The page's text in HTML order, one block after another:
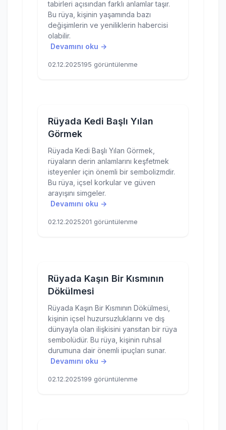
tabirleri açısından farklı anlamlar taşır.
Bu rüya, kişinin yaşamında bazı
değişimlerin ve yeniliklerin habercisi
olabilir.
Devamını oku →
02.12.2025195 görüntülenme
Rüyada Kedi Başlı Yılan
Görmek
Rüyada Kedi Başlı Yılan Görmek,
rüyaların derin anlamlarını keşfetmek
isteyenler için önemli bir sembolizmdir.
Bu rüya, içsel korkular ve güven
arayışını simgeler.
Devamını oku →
02.12.2025201 görüntülenme
Rüyada Kaşın Bir Kısmının
Dökülmesi
Rüyada Kaşın Bir Kısmının Dökülmesi,
kişinin içsel huzursuzluklarını ve dış
dünyayla olan ilişkisini yansıtan bir rüya
sembolüdür. Bu rüya, kişinin ruhsal
durumuna dair önemli ipuçları sunar.
Devamını oku →
02.12.2025199 görüntülenme